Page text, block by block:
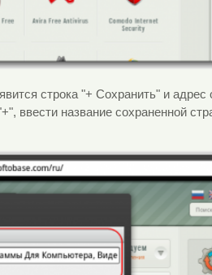
строка "+ Сохранить" и
ввести название сохраненной